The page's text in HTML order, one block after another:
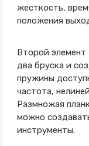
жесткость,
положения
Второй
два бруска и
пружины
частота,
Размножая
можно
инструменты.